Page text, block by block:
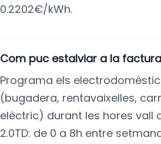
0.2202€/kWh.
Com puc estalviar a la
Programa els
(bugadera, rentavaixelles,
elèctric) durant les hores vall
2.0TD: de 0 a 8h entre